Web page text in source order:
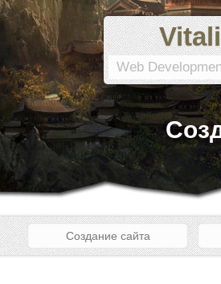
Web
Создание сайта